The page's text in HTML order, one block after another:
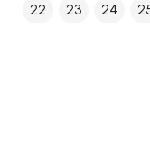
22 23 24